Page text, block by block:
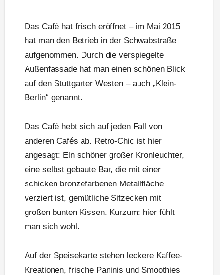
Das Café hat frisch eröffnet – im Mai 2015
hat man den Betrieb in der Schwabstraße
aufgenommen. Durch die verspiegelte
Außenfassade hat man einen schönen Blick
auf den Stuttgarter Westen – auch „Klein-
Berlin“ genannt.
Das Café hebt sich auf jeden Fall von
anderen Cafés ab. Retro-Chic ist hier
angesagt: Ein schöner großer Kronleuchter,
eine selbst gebaute Bar, die mit einer
schicken bronzefarbenen Metallfläche
verziert ist, gemütliche Sitzecken mit
großen bunten Kissen. Kurzum: hier fühlt
man sich wohl.
Auf der Speisekarte stehen leckere Kaffee-
Kreationen, frische Paninis und Smoothies